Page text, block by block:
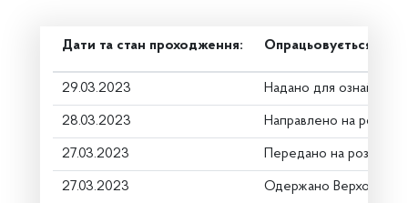
Дати та стан проходження: Опрацьовується в
29.03.2023 Надано для
28.03.2023 Направлено на
27.03.2023 Передано на розгляд
27.03.2023 Одержано Верховною